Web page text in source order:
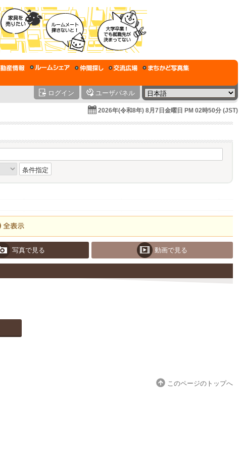
ログイン ユーザパネル
2026年(令和8年) 8月7日金曜日 PM 02時50分 (JST)
条件指定
写真で見る 動画で見る
このページのトップへ